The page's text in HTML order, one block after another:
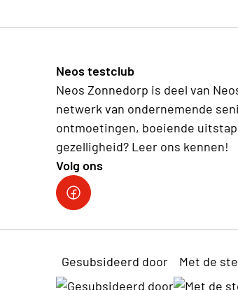
Neos testclub
Neos Zonnedorp is deel van
netwerk van ondernemende
ontmoetingen, boeiende
gezelligheid? Leer ons kennen!
Volg ons
Gesubsideerd door Met de